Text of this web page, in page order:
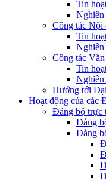
Tin
Nghiên
Công tác Nội
Tin
Nghiên
Công tác
Tin
Nghiên
Hướng tới
Hoạt động của các
Đảng bộ trực
Đảng
Đảng